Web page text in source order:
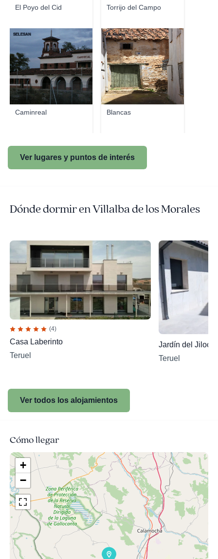
El Poyo del Cid Torrijo del Campo
Caminreal
SELESAN
Blancas
J.A. Alvarez
Ver lugares y puntos de interés
Dónde dormir en Villalba de los Morales
(4)
Casa Laberinto
Teruel
Jardín del Jiloca
Teruel
Ver todos los alojamientos
Cómo llegar
+
−